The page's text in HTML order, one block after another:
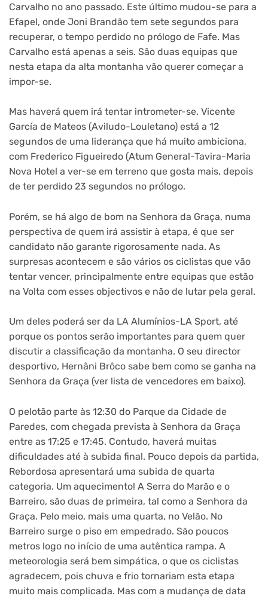
Carvalho no ano passado. Este último mudou-se para a
Efapel, onde Joni Brandão tem sete segundos para
recuperar, o tempo perdido no prólogo de Fafe. Mas
Carvalho está apenas a seis. São duas equipas que
nesta etapa da alta montanha vão querer começar a
impor-se.
Mas haverá quem irá tentar intrometer-se. Vicente
García de Mateos (Aviludo-Louletano) está a 12
segundos de uma liderança que há muito ambiciona,
com Frederico Figueiredo (Atum General-Tavira-Maria
Nova Hotel a ver-se em terreno que gosta mais, depois
de ter perdido 23 segundos no prólogo.
Porém, se há algo de bom na Senhora da Graça, numa
perspectiva de quem irá assistir à etapa, é que ser
candidato não garante rigorosamente nada. As
surpresas acontecem e são vários os ciclistas que vão
tentar vencer, principalmente entre equipas que estão
na Volta com esses objectivos e não de lutar pela geral.
Um deles poderá ser da LA Alumínios-LA Sport, até
porque os pontos serão importantes para quem quer
discutir a classificação da montanha. O seu director
desportivo, Hernâni Brôco sabe bem como se ganha na
Senhora da Graça (ver lista de vencedores em baixo).
O pelotão parte às 12:30 do Parque da Cidade de
Paredes, com chegada prevista à Senhora da Graça
entre as 17:25 e 17:45. Contudo, haverá muitas
dificuldades até à subida final. Pouco depois da partida,
Rebordosa apresentará uma subida de quarta
categoria. Um aquecimento! A Serra do Marão e o
Barreiro, são duas de primeira, tal como a Senhora da
Graça. Pelo meio, mais uma quarta, no Velão. No
Barreiro surge o piso em empedrado. São poucos
metros logo no início de uma autêntica rampa. A
meteorologia será bem simpática, o que os ciclistas
agradecem, pois chuva e frio tornariam esta etapa
muito mais complicada. Mas com a mudança de data